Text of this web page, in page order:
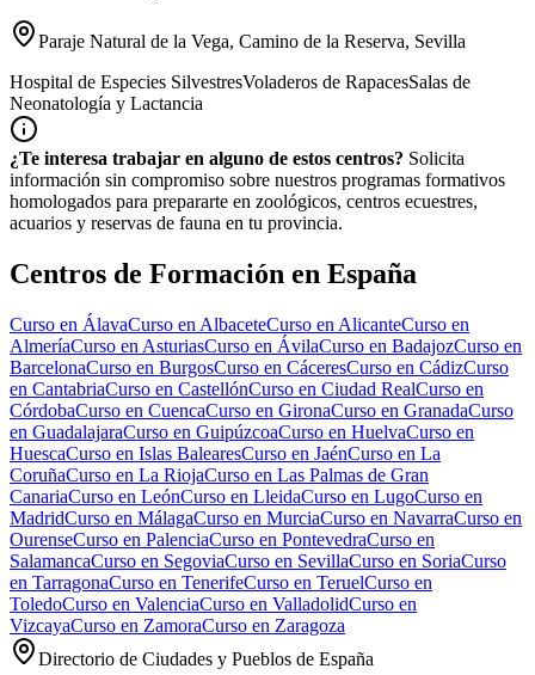
Paraje Natural de la Vega, Camino de la Reserva, Sevilla
Hospital de Especies SilvestresVoladeros de RapacesSalas de
Neonatología y Lactancia
¿Te interesa trabajar en alguno de estos centros? Solicita
información sin compromiso sobre nuestros programas formativos
homologados para prepararte en zoológicos, centros ecuestres,
acuarios y reservas de fauna en tu provincia.
Centros de Formación en España
Curso en ÁlavaCurso en AlbaceteCurso en AlicanteCurso en
AlmeríaCurso en AsturiasCurso en ÁvilaCurso en BadajozCurso en
BarcelonaCurso en BurgosCurso en CáceresCurso en CádizCurso
en CantabriaCurso en CastellónCurso en Ciudad RealCurso en
CórdobaCurso en CuencaCurso en GironaCurso en GranadaCurso
en GuadalajaraCurso en GuipúzcoaCurso en HuelvaCurso en
HuescaCurso en Islas BalearesCurso en JaénCurso en La
CoruñaCurso en La RiojaCurso en Las Palmas de Gran
CanariaCurso en LeónCurso en LleidaCurso en LugoCurso en
MadridCurso en MálagaCurso en MurciaCurso en NavarraCurso en
OurenseCurso en PalenciaCurso en PontevedraCurso en
SalamancaCurso en SegoviaCurso en SevillaCurso en SoriaCurso
en TarragonaCurso en TenerifeCurso en TeruelCurso en
ToledoCurso en ValenciaCurso en ValladolidCurso en
VizcayaCurso en ZamoraCurso en Zaragoza
Directorio de Ciudades y Pueblos de España